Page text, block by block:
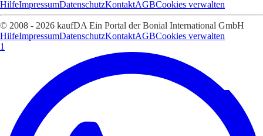
HilfeImpressumDatenschutzKontaktAGBCookies verwalten
© 2008 - 2026 kaufDA Ein Portal der Bonial International GmbH
HilfeImpressumDatenschutzKontaktAGBCookies verwalten
1